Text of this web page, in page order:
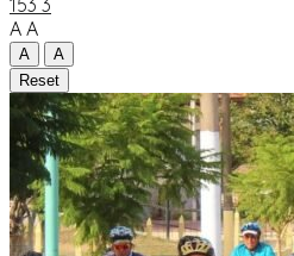
A A
A
A
Reset